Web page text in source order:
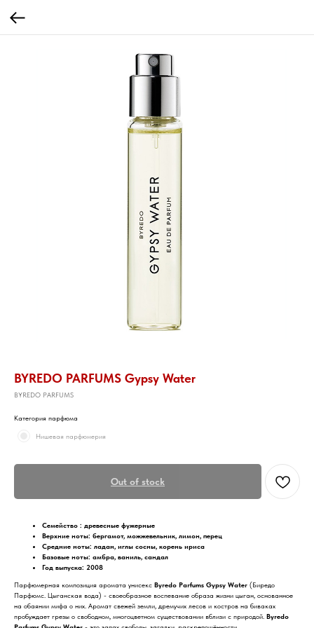
BYREDO PARFUMS Gypsy Water
BYREDO PARFUMS
Категория парфюма
Нишевая парфюмерия
Out of stock
Семейство : древесные фужерные
Верхние ноты: бергамот, можжевельник, лимон, перец
Средние ноты: ладан, иглы сосны, корень ириса
Базовые ноты: амбра, ваниль, сандал
Год выпуска: 2008
Парфюмерная композиция аромата унисекс Byredo Parfums Gypsy Water (Биредо
Парфюмс. Цыганская вода) - своеобразное воспевание образа жизни цыган, основанное
на обаянии мифа о них. Аромат свежей земли, дремучих лесов и костров на биваках
пробуждает грезы о свободном, многоцветном существовании вблизи с природой. Byredo